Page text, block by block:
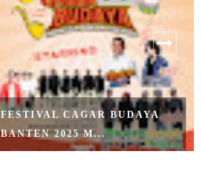
FESTIVAL CAGAR BUDAYA
BANTEN 2025 M...